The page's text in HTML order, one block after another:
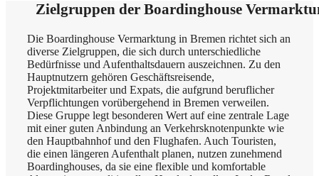
Zielgruppen der Boardinghouse
Die Boardinghouse Vermarktung in Bremen richtet sich an
diverse Zielgruppen, die sich durch unterschiedliche
Bedürfnisse und Aufenthaltsdauern auszeichnen. Zu den
Hauptnutzern gehören Geschäftsreisende,
Projektmitarbeiter und Expats, die aufgrund beruflicher
Verpflichtungen vorübergehend in Bremen verweilen.
Diese Gruppe legt besonderen Wert auf eine zentrale Lage
mit einer guten Anbindung an Verkehrsknotenpunkte wie
den Hauptbahnhof und den Flughafen. Auch Touristen,
die einen längeren Aufenthalt planen, nutzen zunehmend
Boardinghouses, da sie eine flexible und komfortable